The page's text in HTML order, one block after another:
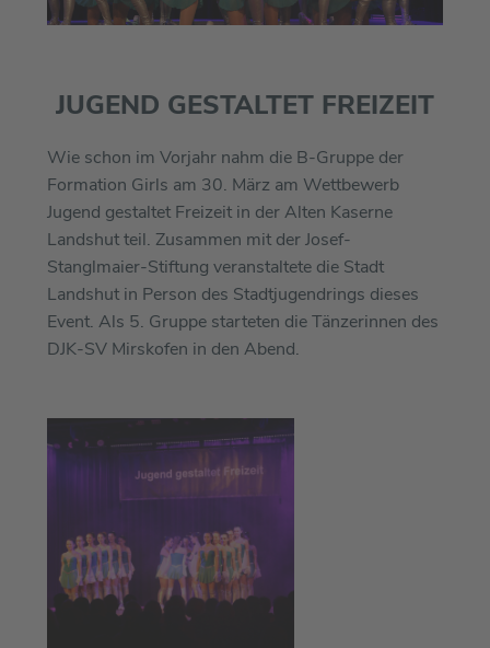
JUGEND GESTALTET FREIZEIT
Wie schon im Vorjahr nahm die B-Gruppe der
Formation Girls am 30. März am Wettbewerb
Jugend gestaltet Freizeit in der Alten Kaserne
Landshut teil. Zusammen mit der Josef-
Stanglmaier-Stiftung veranstaltete die Stadt
Landshut in Person des Stadtjugendrings dieses
Event. Als 5. Gruppe starteten die Tänzerinnen des
DJK-SV Mirskofen in den Abend.